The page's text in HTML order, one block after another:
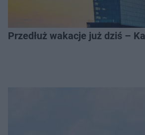
Przedłuż wakacje już dziś –